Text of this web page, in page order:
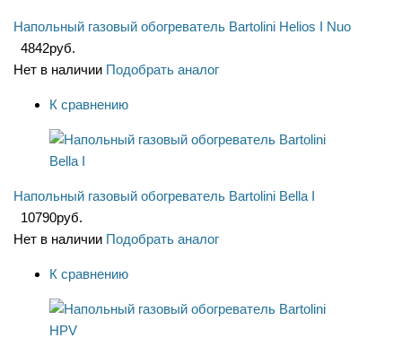
Напольный газовый обогреватель Bartolini Нelios I Nuo
4842руб.
Нет в наличии Подобрать аналог
К сравнению
Напольный газовый обогреватель Bartolini Bella I
10790руб.
Нет в наличии Подобрать аналог
К сравнению